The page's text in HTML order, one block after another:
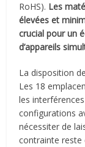
RoHS). Les
élevées et
crucial pour un
d’appareils
La disposition
Les 18
les
configurations
nécessiter de
contrainte reste